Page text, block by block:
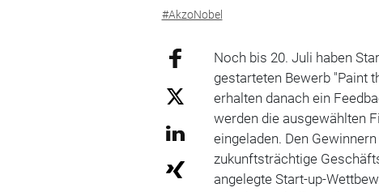
#AkzoNobel
Noch bis 20. Juli haben
gestarteten Bewerb "Paint
erhalten danach ein
werden die ausgewählten
eingeladen. Den
zukunftsträchtige
angelegte Start-up-